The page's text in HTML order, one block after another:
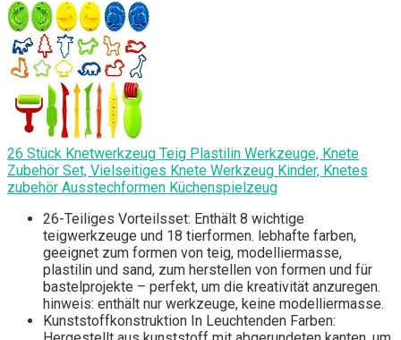
26 Stück Knetwerkzeug Teig Plastilin Werkzeuge, Knete
Zubehör Set, Vielseitiges Knete Werkzeug Kinder, Knetes
zubehör Ausstechformen Küchenspielzeug
26-Teiliges Vorteilsset: Enthält 8 wichtige
teigwerkzeuge und 18 tierformen. lebhafte farben,
geeignet zum formen von teig, modelliermasse,
plastilin und sand, zum herstellen von formen und für
bastelprojekte – perfekt, um die kreativität anzuregen.
hinweis: enthält nur werkzeuge, keine modelliermasse.
Kunststoffkonstruktion In Leuchtenden Farben: